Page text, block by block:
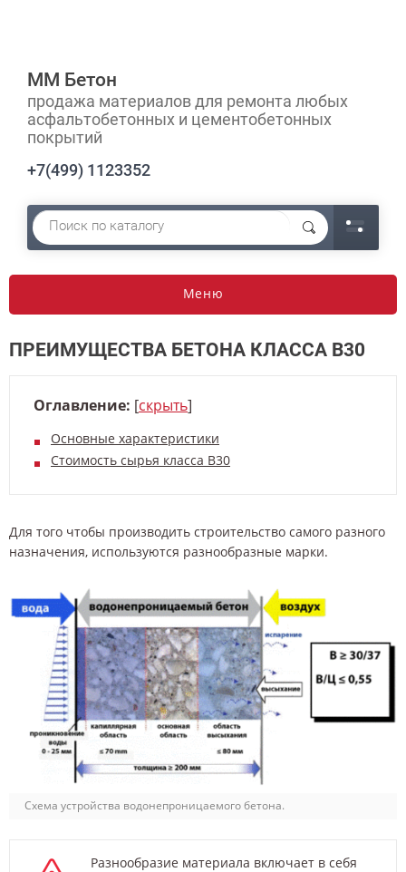
ММ Бетон
продажа материалов для ремонта любых
асфальтобетонных и цементобетонных
покрытий
+7(499) 1123352
Меню
ПРЕИМУЩЕСТВА БЕТОНА КЛАССА В30
Оглавление: [скрыть]
Основные характеристики
Стоимость сырья класса В30
Для того чтобы производить строительство самого разного
назначения, используются разнообразные марки.
Схема устройства водонепроницаемого бетона.
Разнообразие материала включает в себя